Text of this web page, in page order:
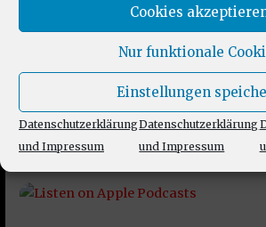
Cookies
Nur funktionale
Einstellungen
Datenschutzerklärung
und Impressum
Datenschutzerklärung
und Impressum